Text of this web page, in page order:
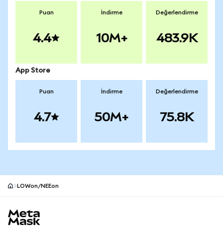
Puan
4.4
İndirme
10M+
Değerlendirme
483.9K
App Store
Puan
4.7
İndirme
50M+
Değerlendirme
75.8K
LOWon/NEEon